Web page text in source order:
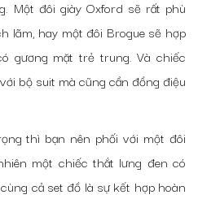
Một đôi giày Oxford sẽ rất phù
lãm, hay một đôi Brogue sẽ hợp
gương mặt trẻ trung. Và chiếc
bộ suit mà cũng cần đồng điệu
thì bạn nên phối với một đôi
một chiếc thắt lưng đen có
cả set đồ là sự kết hợp hoàn